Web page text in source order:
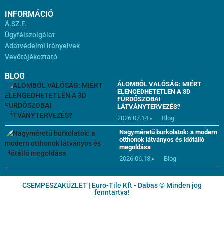
INFORMÁCIÓ
Á.SZ.F.
Ügyfélszolgálat
Adatvédelmi irányelvek
Vevőtájékoztató
BLOG
ÁLOMBÓL VALÓSÁG: MIÉRT
ELENGEDHETETLEN A 3D
FÜRDŐSZOBAI
LÁTVÁNYTERVEZÉS?
2026.07.14.
Blog
Nagyméretű burkolatok: a modern
otthonok látványos és időtálló
megoldása
2026.06.13.
Blog
CSEMPESZAKÜZLET | Euro-Tile Kft - Dabas © Minden jog
fenntartva!